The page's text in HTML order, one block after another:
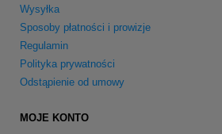
Wysyłka
Sposoby płatności i prowizje
Regulamin
Polityka prywatności
Odstąpienie od umowy
MOJE KONTO